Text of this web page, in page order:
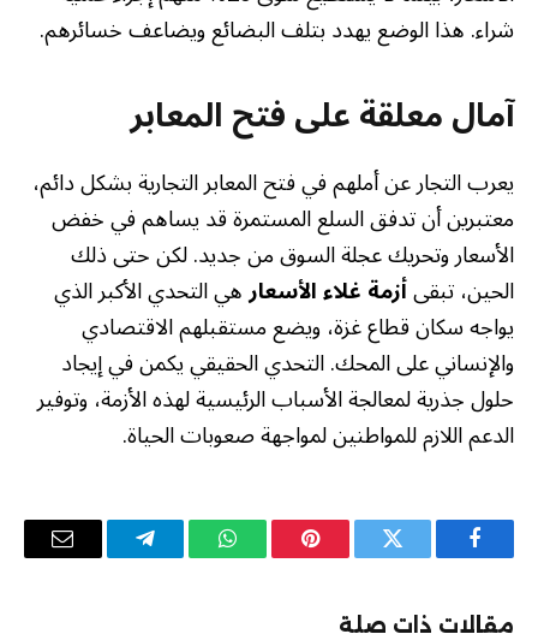
شراء. هذا الوضع يهدد بتلف البضائع ويضاعف خسائرهم.
آمال معلقة على فتح المعابر
يعرب التجار عن أملهم في فتح المعابر التجارية بشكل دائم،
معتبرين أن تدفق السلع المستمرة قد يساهم في خفض
الأسعار وتحريك عجلة السوق من جديد. لكن حتى ذلك
الحين، تبقىأزمة غلاء الأسعارهي التحدي الأكبر الذي
يواجه سكان قطاع غزة، ويضع مستقبلهم الاقتصادي
والإنساني على المحك. التحدي الحقيقي يكمن في إيجاد
حلول جذرية لمعالجة الأسباب الرئيسية لهذه الأزمة، وتوفير
الدعم اللازم للمواطنين لمواجهة صعوبات الحياة.
فيسبوك تويتر بينتيريستواتساب تيلقرام
البريد
مقالات ذات صلة